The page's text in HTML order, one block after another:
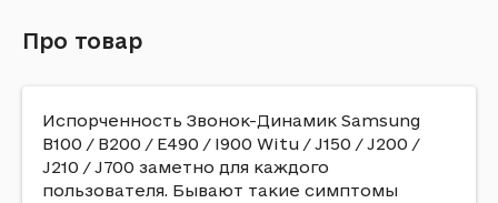
Про товар
Испорченность Звонок-Динамик Samsung
B100 / B200 / E490 / I900 Witu / J150 / J200 /
J210 / J700 заметно для каждого
пользователя. Бывают такие симптомы